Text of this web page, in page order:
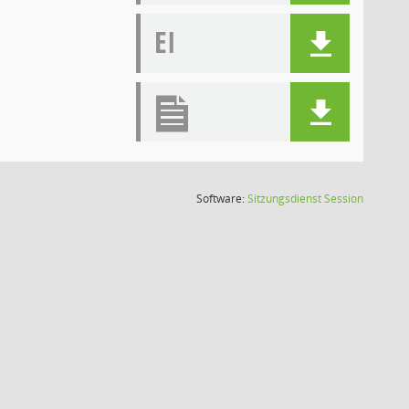
EI
Software:SitzungsdienstSession(Wird in